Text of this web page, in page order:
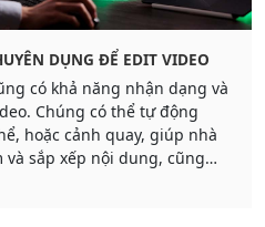
DỤNG ĐỂ EDIT VIDEO
có khả năng nhận dạng và
Chúng có thể tự động
hoặc cảnh quay, giúp nhà
sắp xếp nội dung, cũng
động dựa trên nội dung.